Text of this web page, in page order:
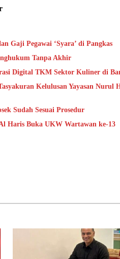
Gaji Pegawai ‘Syara’ di Pangkas
Tanpa Akhir
Digital TKM Sektor Kuliner di
Kelulusan Yayasan Nurul
Sudah Sesuai Prosedur
Haris Buka UKW Wartawan ke-13